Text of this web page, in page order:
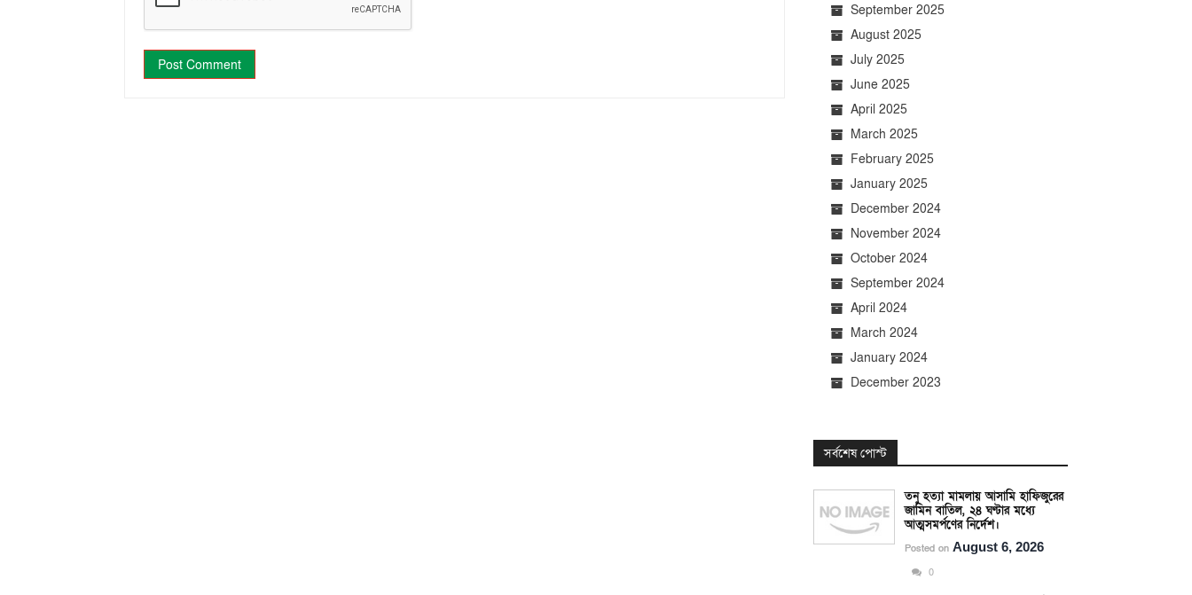
September 2025
August 2025
July 2025
June 2025
April 2025
March 2025
February 2025
January 2025
December 2024
November 2024
October 2024
September 2024
April 2024
March 2024
January 2024
December 2023
সর্বশেষ পোস্ট
তনু হত্যা মামলায় আসামি হাফিজুরের
জামিন বাতিল, ২৪ ঘণ্টার মধ্যে
আত্মসমর্পণের নির্দেশ।
Posted onAugust 6, 2026
0